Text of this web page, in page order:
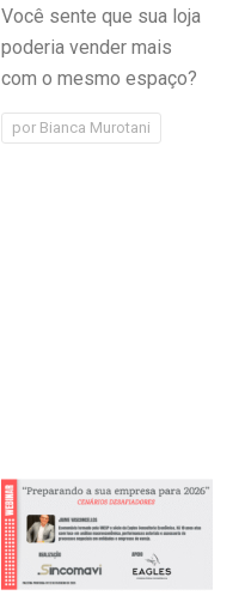
Você sente que sua loja
poderia vender mais
com o mesmo espaço?
por Bianca Murotani